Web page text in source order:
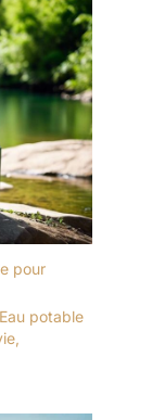
pour
Eau potable
,